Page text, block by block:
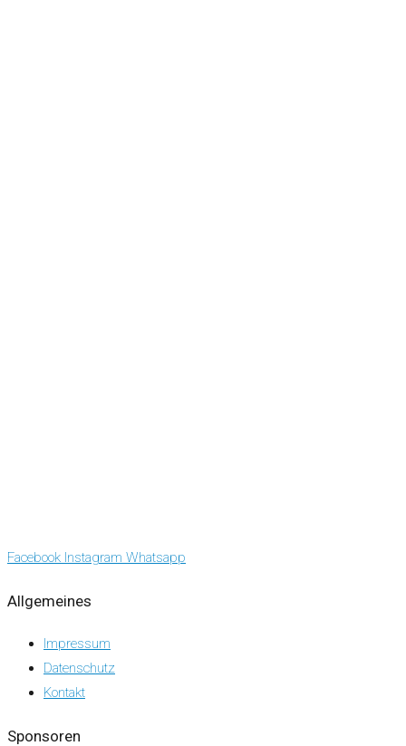
Facebook Instagram Whatsapp
Allgemeines
Impressum
Datenschutz
Kontakt
Sponsoren